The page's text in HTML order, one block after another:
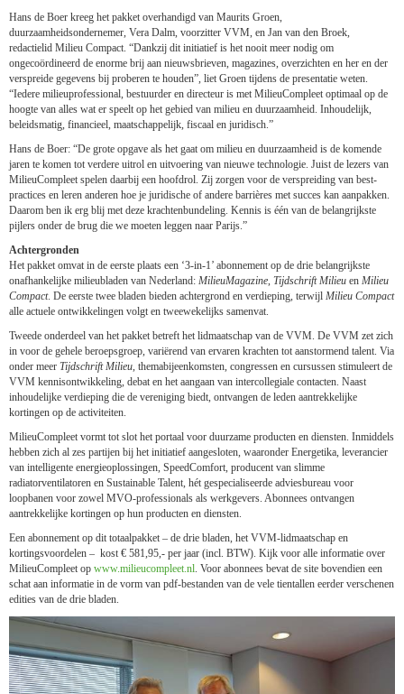
Hans de Boer kreeg het pakket overhandigd van Maurits Groen,
duurzaamheidsondernemer, Vera Dalm, voorzitter VVM, en Jan van den Broek,
redactielid Milieu Compact. “Dankzij dit initiatief is het nooit meer nodig om
ongecoördineerd de enorme brij aan nieuwsbrieven, magazines, overzichten en her en der
verspreide gegevens bij proberen te houden”, liet Groen tijdens de presentatie weten.
“Iedere milieuprofessional, bestuurder en directeur is met MilieuCompleet optimaal op de
hoogte van alles wat er speelt op het gebied van milieu en duurzaamheid. Inhoudelijk,
beleidsmatig, financieel, maatschappelijk, fiscaal en juridisch.”
Hans de Boer: “De grote opgave als het gaat om milieu en duurzaamheid is de komende
jaren te komen tot verdere uitrol en uitvoering van nieuwe technologie. Juist de lezers van
MilieuCompleet spelen daarbij een hoofdrol. Zij zorgen voor de verspreiding van best-
practices en leren anderen hoe je juridische of andere barrières met succes kan aanpakken.
Daarom ben ik erg blij met deze krachtenbundeling. Kennis is één van de belangrijkste
pijlers onder de brug die we moeten leggen naar Parijs.”
Achtergronden
Het pakket omvat in de eerste plaats een ‘3-in-1’ abonnement op de drie belangrijkste
onafhankelijke milieubladen van Nederland: MilieuMagazine, Tijdschrift Milieu en Milieu
Compact. De eerste twee bladen bieden achtergrond en verdieping, terwijl Milieu Compact
alle actuele ontwikkelingen volgt en tweewekelijks samenvat.
Tweede onderdeel van het pakket betreft het lidmaatschap van de VVM. De VVM zet zich
in voor de gehele beroepsgroep, variërend van ervaren krachten tot aanstormend talent. Via
onder meer Tijdschrift Milieu, themabijeenkomsten, congressen en cursussen stimuleert de
VVM kennisontwikkeling, debat en het aangaan van intercollegiale contacten. Naast
inhoudelijke verdieping die de vereniging biedt, ontvangen de leden aantrekkelijke
kortingen op de activiteiten.
MilieuCompleet vormt tot slot het portaal voor duurzame producten en diensten. Inmiddels
hebben zich al zes partijen bij het initiatief aangesloten, waaronder Energetika, leverancier
van intelligente energieoplossingen, SpeedComfort, producent van slimme
radiatorventilatoren en Sustainable Talent, hét gespecialiseerde adviesbureau voor
loopbanen voor zowel MVO-professionals als werkgevers. Abonnees ontvangen
aantrekkelijke kortingen op hun producten en diensten.
Een abonnement op dit totaalpakket – de drie bladen, het VVM-lidmaatschap en
kortingsvoordelen – kost € 581,95,- per jaar (incl. BTW). Kijk voor alle informatie over
MilieuCompleet op www.milieucompleet.nl. Voor abonnees bevat de site bovendien een
schat aan informatie in de vorm van pdf-bestanden van de vele tientallen eerder verschenen
edities van de drie bladen.